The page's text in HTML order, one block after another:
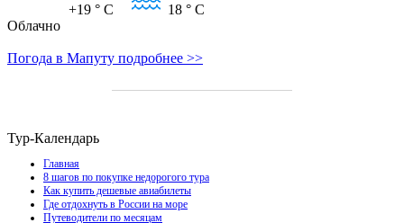
+19 ° C 18 ° C
Облачно
Погода в Мапуту подробнее >>
Тур-Календарь
Главная
8 шагов по покупке недорогого тура
Как купить дешевые авиабилеты
Где отдохнуть в России на море
Путеводители по месяцам